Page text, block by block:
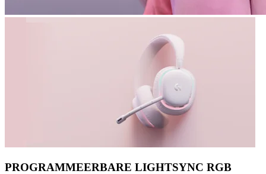
PROGRAMMEERBARE LIGHTSYNC RGB